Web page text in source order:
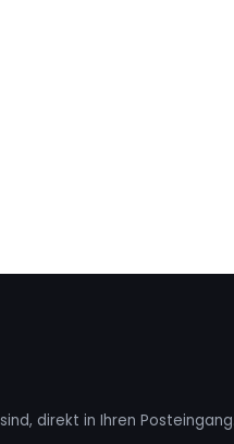
direkt in Ihren Posteingang.